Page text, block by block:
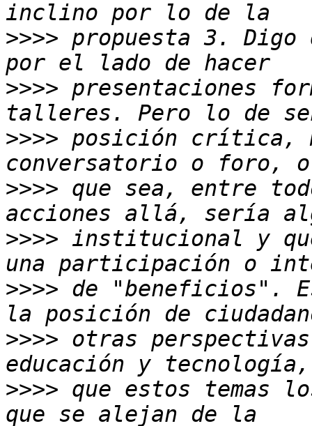
>>>> propuesta 3.
>>>> presentaciones
>>>> posición crítica,
>>>> que sea, entre
>>>> institucional y
>>>> de "beneficios".
>>>> otras
>>>> que estos temas